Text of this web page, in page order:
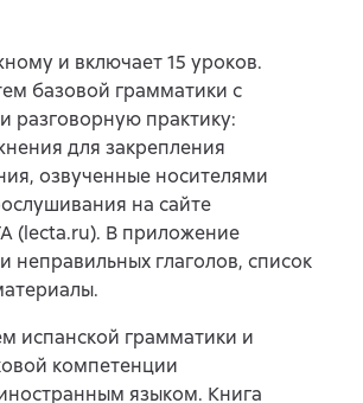
и включает 15 уроков.
базовой грамматики с
разговорную практику:
для закрепления
озвученные носителями
на сайте
(lecta.ru). В приложение
глаголов, список
испанской грамматики и
компетенции
языком. Книга